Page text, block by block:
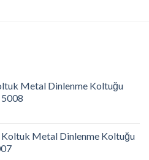
Metal Dinlenme Koltuğu
5008
Koltuk Metal Dinlenme Koltuğu